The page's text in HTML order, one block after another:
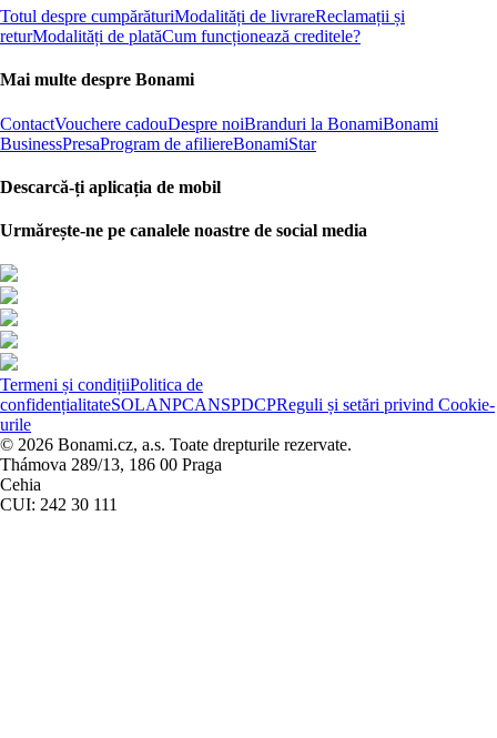
Totul despre cumpărăturiModalități de livrareReclamații și
returModalități de platăCum funcționează creditele?
Mai multe despre Bonami
ContactVouchere cadouDespre noiBranduri la BonamiBonami
BusinessPresaProgram de afiliereBonamiStar
Descarcă-ți aplicația de mobil
Urmărește-ne pe canalele noastre de social media
Termeni și condițiiPolitica de
confidențialitateSOLANPCANSPDCPReguli și setări privind Cookie-
urile
© 2026 Bonami.cz, a.s. Toate drepturile rezervate.
Thámova 289/13, 186 00 Praga
Cehia
CUI: 242 30 111